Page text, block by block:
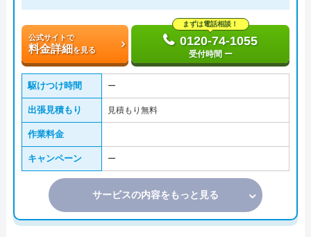
公式サイトで
料金詳細を見る
まずは電話相談！
0120-74-1055
受付時間 ー
駆けつけ時間 ー
出張見積もり 見積もり無料
作業料金
キャンペーン ー
サービスの内容をもっと見る